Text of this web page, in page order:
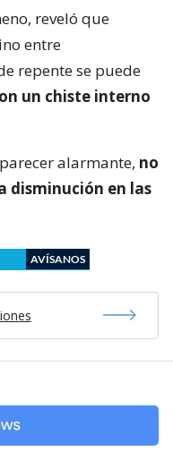
reveló que
entre
repente se puede
un chiste interno
alarmante, no
disminución en las
AVÍSANOS